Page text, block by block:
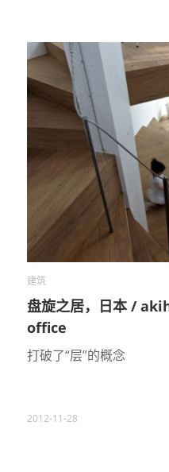
建筑
盘旋之居，日本 /
office
打破了“层”的概念
2012-11-28